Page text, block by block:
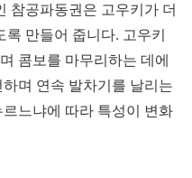
참공파동권은 고우키가 더
만들어 줍니다. 고우키
콤보를 마무리하는 데에
며 연속 발차기를 날리는
느냐에 따라 특성이 변화